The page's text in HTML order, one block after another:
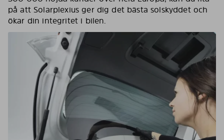
på att Solarplexius ger dig det bästa solskyddet och
ökar din integritet i bilen.